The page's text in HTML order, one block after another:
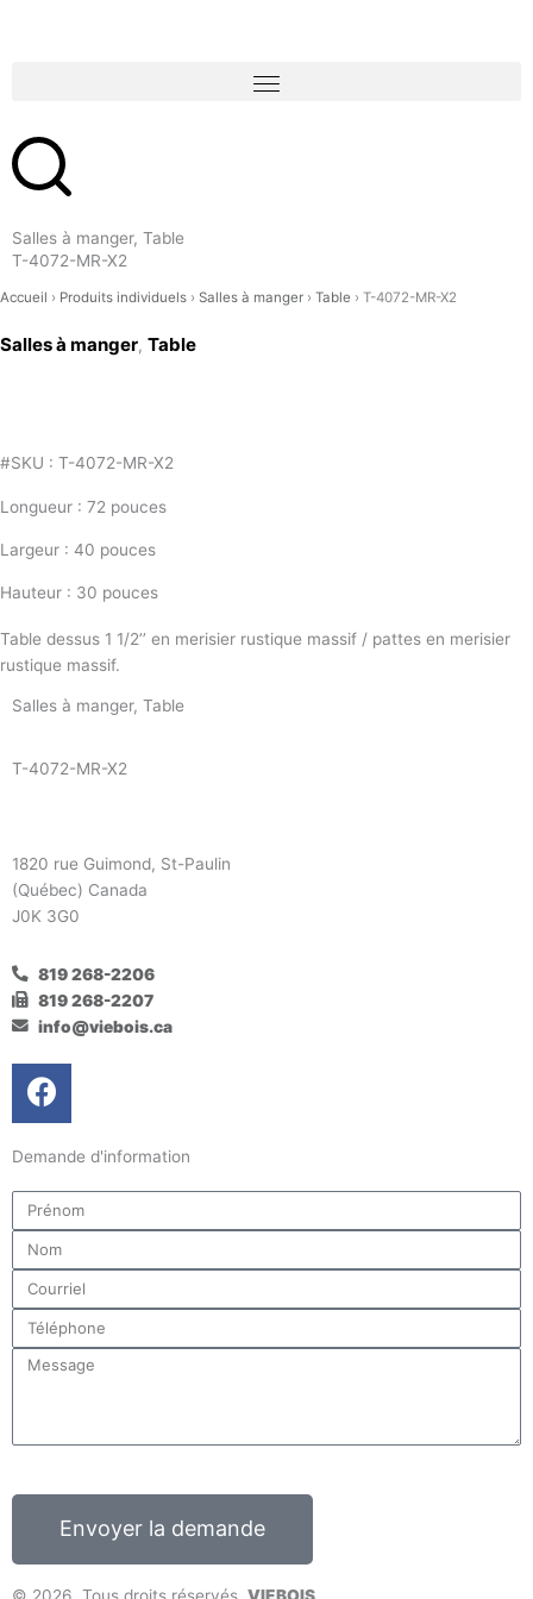
Salles à manger, Table
T-4072-MR-X2
Salles à manger, Table
T-4072-MR-X2
Accueil › Produits individuels › Salles à manger › Table › T-4072-MR-X2
Salles à manger, Table
#SKU : T-4072-MR-X2
Longueur : 72 pouces
Largeur : 40 pouces
Hauteur : 30 pouces
Table dessus 1 1/2’’ en merisier rustique massif / pattes en merisier
rustique massif.
1820 rue Guimond, St-Paulin
(Québec) Canada
J0K 3G0
819 268-2206
819 268-2207
info@viebois.ca
F
a
e
b
o
o
k
Demande d'information
Prénom
Nom
Courriel
Téléphone
Message
Envoyer la demande
© 2026, Tous droits réservés, VIEBOIS